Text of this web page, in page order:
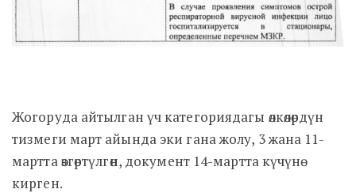
Жогоруда айтылган үч категориядагы өлкөлөрдүн
тизмеги март айында эки гана жолу, 3 жана 11-
мартта өзгөртүлгөн, документ 14-мартта күчүнө
кирген.